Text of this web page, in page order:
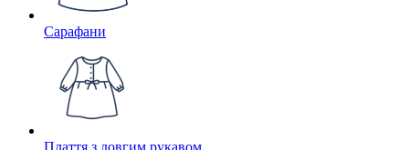
Сарафани
Плаття з довгим рукавом